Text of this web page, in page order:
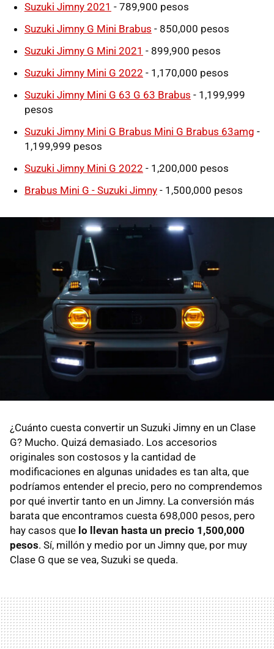
Suzuki Jimny 2021 - 789,900 pesos
Suzuki Jimny G Mini Brabus - 850,000 pesos
Suzuki Jimny G Mini 2021 - 899,900 pesos
Suzuki Jimny Mini G 2022 - 1,170,000 pesos
Suzuki Jimny Mini G 63 G 63 Brabus - 1,199,999
pesos
Suzuki Jimny Mini G Brabus Mini G Brabus 63amg -
1,199,999 pesos
Suzuki Jimny Mini G 2022 - 1,200,000 pesos
Brabus Mini G - Suzuki Jimny - 1,500,000 pesos
¿Cuánto cuesta convertir un Suzuki Jimny en un Clase
G? Mucho. Quizá demasiado. Los accesorios
originales son costosos y la cantidad de
modificaciones en algunas unidades es tan alta, que
podríamos entender el precio, pero no comprendemos
por qué invertir tanto en un Jimny. La conversión más
barata que encontramos cuesta 698,000 pesos, pero
hay casos que lo llevan hasta un precio 1,500,000
pesos. Sí, millón y medio por un Jimny que, por muy
Clase G que se vea, Suzuki se queda.